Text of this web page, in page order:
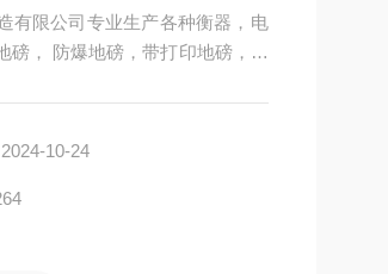
有限公司专业生产各种衡器，电
磅， 防爆地磅，带打印地磅，电
10-24